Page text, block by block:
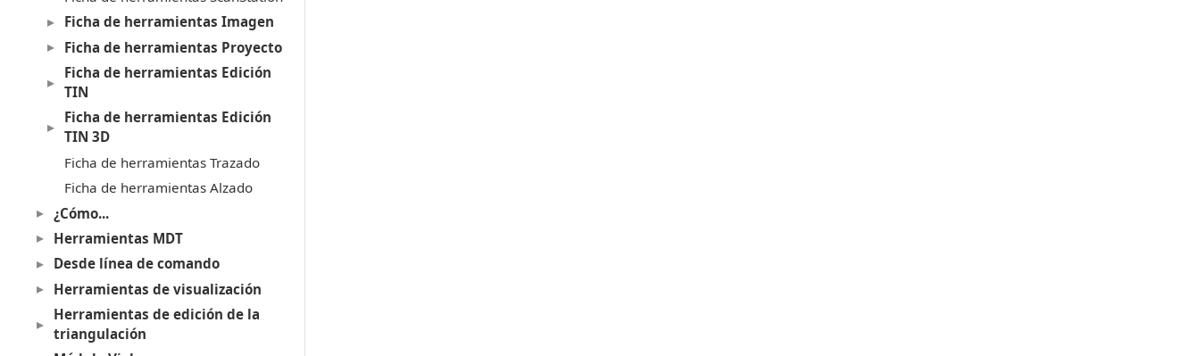
Ficha de herramientas Imagen
Ficha de herramientas Proyecto
Ficha de herramientas Edición
TIN
Ficha de herramientas Edición
TIN 3D
Ficha de herramientas Trazado
Ficha de herramientas Alzado
¿Cómo...
Herramientas MDT
Desde línea de comando
Herramientas de visualización
Herramientas de edición de la
triangulación